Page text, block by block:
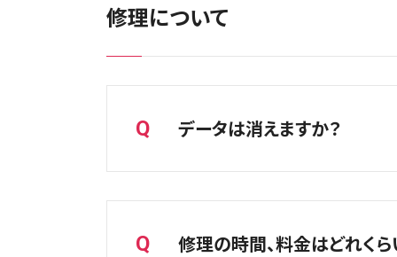
修理について
Q データは消えますか？
A
基本的にデータはそのままで修理い
ただし、万が一に備えバックアップ取
Q 修理の時間、料金はどれくら